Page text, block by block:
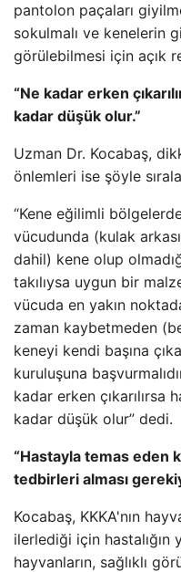
pantolon paçaları
sokulmalı ve kenelerin
görülebilmesi için açık
“Ne kadar erken
kadar düşük olur.”
Uzman Dr. Kocabaş,
önlemleri ise şöyle
“Kene eğilimli
vücudunda (kulak
dahil) kene olup
takılıysa uygun bir
vücuda en yakın
zaman kaybetmeden
keneyi kendi başına
kuruluşuna
kadar erken çıkarılırsa
kadar düşük olur” dedi.
“Hastayla temas eden
tedbirleri alması
Kocabaş, KKKA'nın
ilerlediği için hastalığın
hayvanların, sağlıklı